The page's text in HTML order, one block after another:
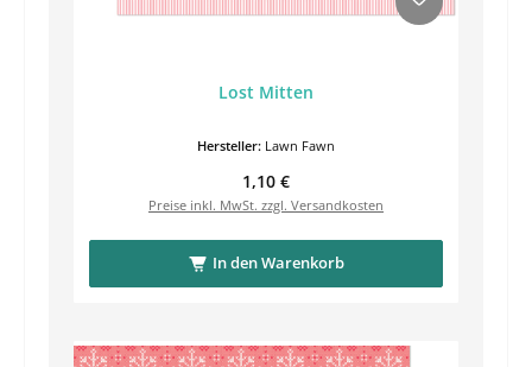
Lost Mitten
Hersteller: Lawn Fawn
Regulärer Preis:
1,10 €
Preise inkl. MwSt. zzgl. Versandkosten
In den Warenkorb